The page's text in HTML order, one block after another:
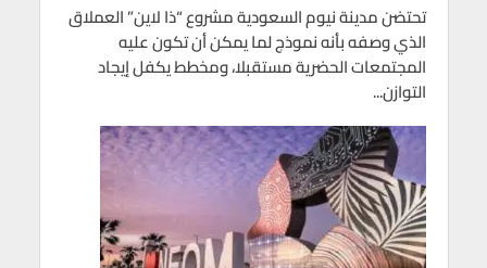
تحتضن مدينة نيوم السعودية مشروع “ذا لاين” العملاق
الذي وصفه بأنه نموذج لما يمكن أن تكون عليه
المجتمعات الحضرية مستقبلا، ومخطط يكفل إيجاد
التوازن...